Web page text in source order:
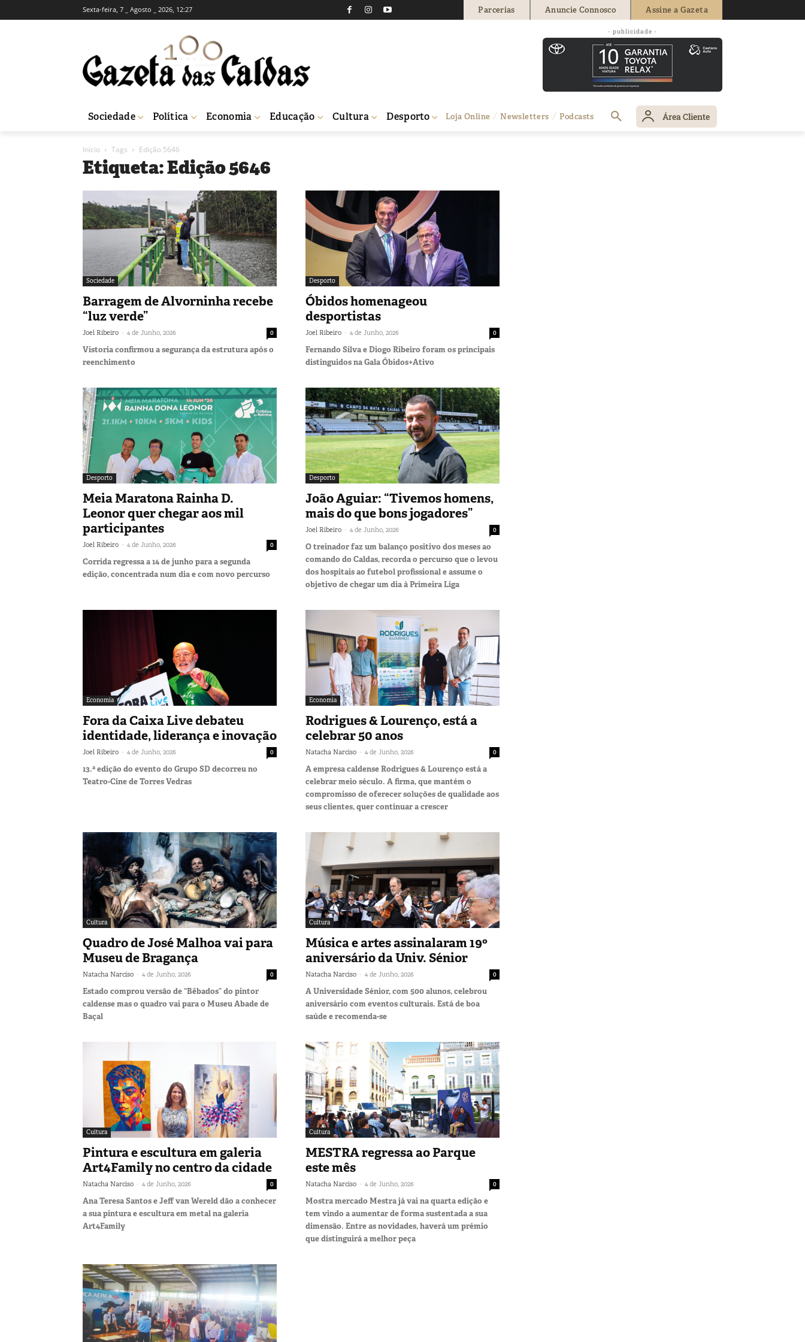
Sexta-feira, 7 _ Agosto _ 2026, 12:27 Parcerias Anuncie Connosco Assine a Gazeta
- publicidade -
Sociedade Política Economia Educação Cultura Desporto Loja Online Newsletters Podcasts Área Cliente
Início Tags Edição 5646
Etiqueta: Edição 5646
Sociedade
Barragem de Alvorninha recebe
“luz verde”
Joel Ribeiro - 4 de Junho, 2026 0
Vistoria confirmou a segurança da estrutura após o
reenchimento
Desporto
Óbidos homenageou
desportistas
Joel Ribeiro - 4 de Junho, 2026 0
Fernando Silva e Diogo Ribeiro foram os principais
distinguidos na Gala Óbidos+Ativo
Desporto
Meia Maratona Rainha D.
Leonor quer chegar aos mil
participantes
Joel Ribeiro - 4 de Junho, 2026 0
Corrida regressa a 14 de junho para a segunda
edição, concentrada num dia e com novo percurso
Desporto
João Aguiar: “Tivemos homens,
mais do que bons jogadores”
Joel Ribeiro - 4 de Junho, 2026 0
O treinador faz um balanço positivo dos meses ao
comando do Caldas, recorda o percurso que o levou
dos hospitais ao futebol profissional e assume o
objetivo de chegar um dia à Primeira Liga
Economia
Fora da Caixa Live debateu
identidade, liderança e inovação
Joel Ribeiro - 4 de Junho, 2026 0
13.ª edição do evento do Grupo SD decorreu no
Teatro-Cine de Torres Vedras
Economia
Rodrigues & Lourenço, está a
celebrar 50 anos
Natacha Narciso - 4 de Junho, 2026 0
A empresa caldense Rodrigues & Lourenço está a
celebrar meio século. A firma, que mantém o
compromisso de oferecer soluções de qualidade aos
seus clientes, quer continuar a crescer
Cultura
Quadro de José Malhoa vai para
Museu de Bragança
Natacha Narciso - 4 de Junho, 2026 0
Estado comprou versão de “Bêbados” do pintor
caldense mas o quadro vai para o Museu Abade de
Baçal
Cultura
Música e artes assinalaram 19º
aniversário da Univ. Sénior
Natacha Narciso - 4 de Junho, 2026 0
A Universidade Sénior, com 500 alunos, celebrou
aniversário com eventos culturais. Está de boa
saúde e recomenda-se
Cultura
Pintura e escultura em galeria
Art4Family no centro da cidade
Natacha Narciso - 4 de Junho, 2026 0
Ana Teresa Santos e Jeff van Wereld dão a conhecer
a sua pintura e escultura em metal na galeria
Art4Family
Cultura
MESTRA regressa ao Parque
este mês
Natacha Narciso - 4 de Junho, 2026 0
Mostra mercado Mestra já vai na quarta edição e
tem vindo a aumentar de forma sustentada a sua
dimensão. Entre as novidades, haverá um prémio
que distinguirá a melhor peça